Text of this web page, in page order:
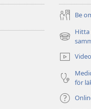
Be
Hitta
(öppnar
fönster)
för